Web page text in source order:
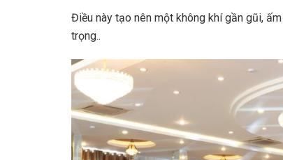
Điều này tạo nên một không khí gần gũi,
trọng..